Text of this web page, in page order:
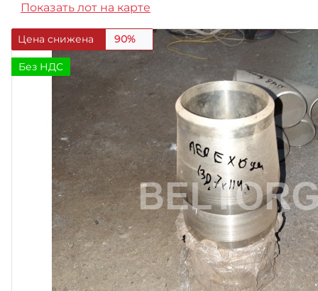
Показать лот на карте
Цена снижена 90%
Без НДС